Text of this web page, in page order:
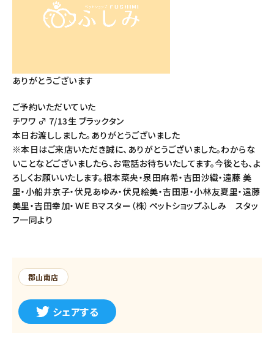
ありがとうございます
ご予約いただいていた
チワワ ♂ 7/13生 ブラックタン
本日お渡ししました。ありがとうございました
※本日はご来店いただき誠に、ありがとうございました。わからな
いことなどございましたら、お電話お待ちいたしてます。今後とも、よ
ろしくお願いいたします。根本菜央・泉田麻希・吉田沙織・遠藤 美
里・小船井京子・伏見あゆみ・伏見絵美・吉田恵・小林友夏里・遠藤
美里・吉田幸加・ＷＥＢマスター（株）ペットショップふしみ スタッ
フ一同より
郡山南店
シェアする